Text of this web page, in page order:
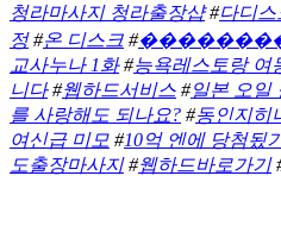
청라마사지 청라출장샵#다디스
정#온 디스크 #
교사누나 1화#능욕레스토랑 여
니다#웹하드서비스 #일본 오일
를 사랑해도 되나요? #동인지히
여신급 미모 #10억 엔에 당첨됬
도출장마사지#웹하드바로가기